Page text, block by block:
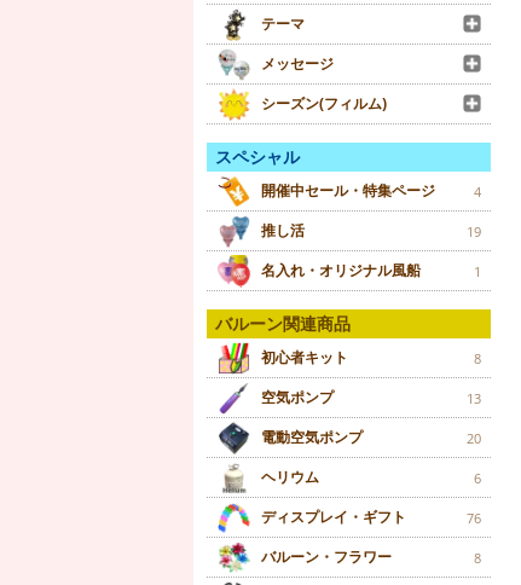
テーマ
メッセージ
シーズン(フィルム)
スペシャル
開催中セール・特集ページ 4
推し活 19
名入れ・オリジナル風船 1
バルーン関連商品
初心者キット 8
空気ポンプ 13
電動空気ポンプ 20
ヘリウム 6
ディスプレイ・ギフト 76
バルーン・フラワー 8